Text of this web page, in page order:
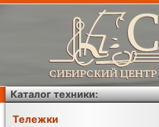
Каталог техники:
Тележки